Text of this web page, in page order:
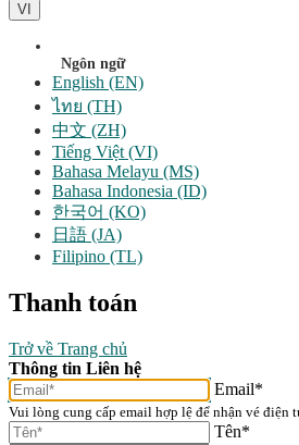
VI
Ngôn ngữ
English (EN)
ไทย (TH)
中文 (ZH)
Tiếng Việt (VI)
Bahasa Melayu (MS)
Bahasa Indonesia (ID)
한국어 (KO)
日語 (JA)
Filipino (TL)
Thanh toán
Trở về Trang chủ
Thông tin Liên hệ
Email*
Vui lòng cung cấp email hợp lệ để nhận vé điện
Tên*